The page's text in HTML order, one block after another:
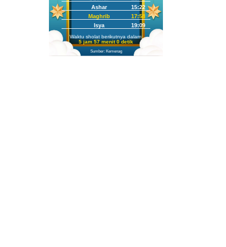
Ashar
15:22
Maghrib
17:58
Isya
19:09
Waktu sholat berikutnya dalam:
5 jam 56 menit 59 detik
Sumber: Kemenag